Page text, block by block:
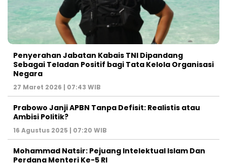
Penyerahan Jabatan Kabais TNI Dipandang
Sebagai Teladan Positif bagi Tata Kelola Organisasi
Negara
27 Maret 2026 | 07:43 WIB
Prabowo Janji APBN Tanpa Defisit: Realistis atau
Ambisi Politik?
16 Agustus 2025 | 07:20 WIB
Mohammad Natsir: Pejuang Intelektual Islam Dan
Perdana Menteri Ke-5 RI